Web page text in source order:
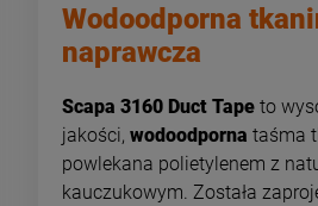
Wodoodporna
naprawcza
Scapa 3160 Duct Tape to
jakości, wodoodporna taśma
powlekana polietylenem z
kauczukowym. Została